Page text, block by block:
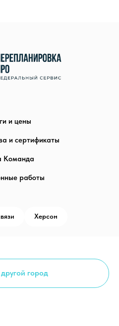
и цены
и сертификаты
Команда
работы
Херсон
город